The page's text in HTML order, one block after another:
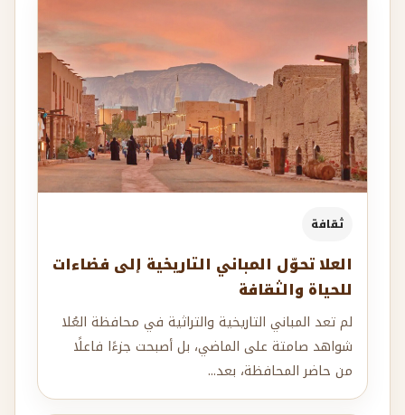
ثقافة
العلا تحوّل المباني التاريخية إلى فضاءات
للحياة والثقافة
لم تعد المباني التاريخية والتراثية في محافظة العُلا
شواهد صامتة على الماضي، بل أصبحت جزءًا فاعلًا
من حاضر المحافظة، بعد...